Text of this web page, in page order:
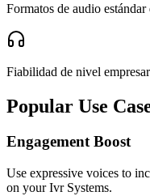
Formatos de audio
Fiabilidad de nivel
Popular Use
Engagement Boost
Use expressive voices to
on your Ivr Systems.